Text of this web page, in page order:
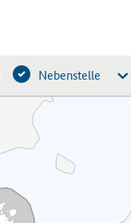
Nebenstelle